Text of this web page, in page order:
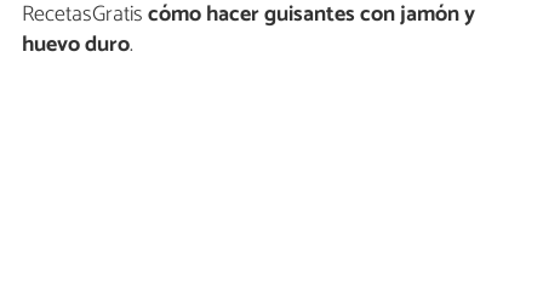
RecetasGratiscómo hacer guisantes con jamón y
huevo duro.